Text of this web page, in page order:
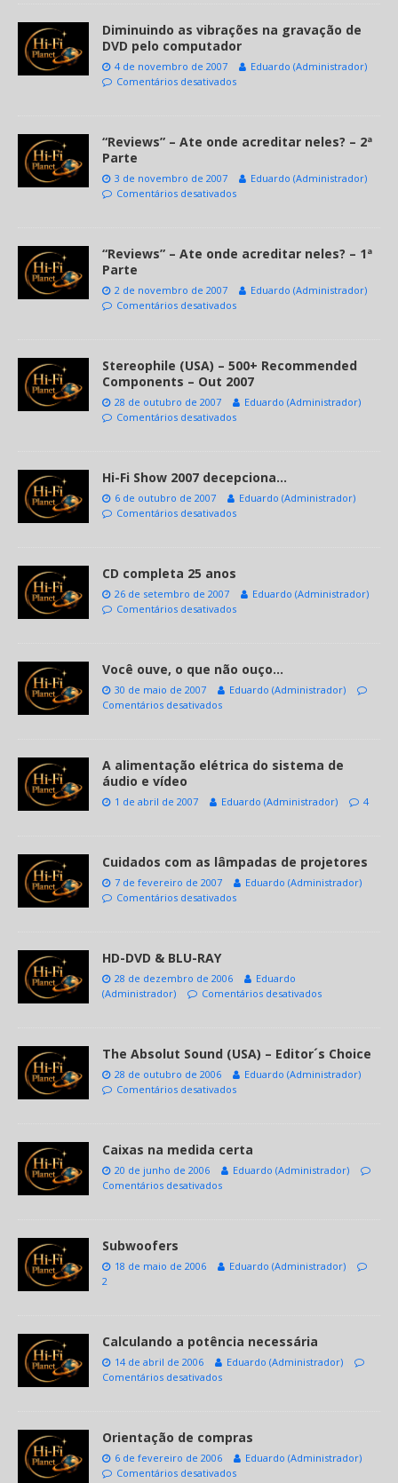
Diminuindo as vibrações na gravação de
DVD pelo computador
4 de novembro de 2007
Eduardo (Administrador)
Comentários desativados
“Reviews” – Ate onde acreditar neles? – 2ª
Parte
3 de novembro de 2007
Eduardo (Administrador)
Comentários desativados
“Reviews” – Ate onde acreditar neles? – 1ª
Parte
2 de novembro de 2007
Eduardo (Administrador)
Comentários desativados
Stereophile (USA) – 500+ Recommended
Components – Out 2007
28 de outubro de 2007
Eduardo (Administrador)
Comentários desativados
Hi-Fi Show 2007 decepciona…
6 de outubro de 2007
Eduardo (Administrador)
Comentários desativados
CD completa 25 anos
26 de setembro de 2007
Eduardo (Administrador)
Comentários desativados
Você ouve, o que não ouço…
30 de maio de 2007
Eduardo (Administrador)
Comentários desativados
A alimentação elétrica do sistema de
áudio e vídeo
1 de abril de 2007 Eduardo (Administrador) 4
Cuidados com as lâmpadas de projetores
7 de fevereiro de 2007
Eduardo (Administrador)
Comentários desativados
HD-DVD & BLU-RAY
28 de dezembro de 2006
Eduardo
(Administrador)
Comentários desativados
The Absolut Sound (USA) – Editor´s Choice
28 de outubro de 2006
Eduardo (Administrador)
Comentários desativados
Caixas na medida certa
20 de junho de 2006
Eduardo (Administrador)
Comentários desativados
Subwoofers
18 de maio de 2006
Eduardo (Administrador)
2
Calculando a potência necessária
14 de abril de 2006
Eduardo (Administrador)
Comentários desativados
Orientação de compras
6 de fevereiro de 2006
Eduardo (Administrador)
Comentários desativados